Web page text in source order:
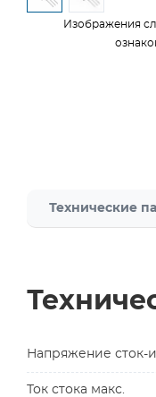
Изображения
Технические
Напряжение сток-
Ток стока макс.